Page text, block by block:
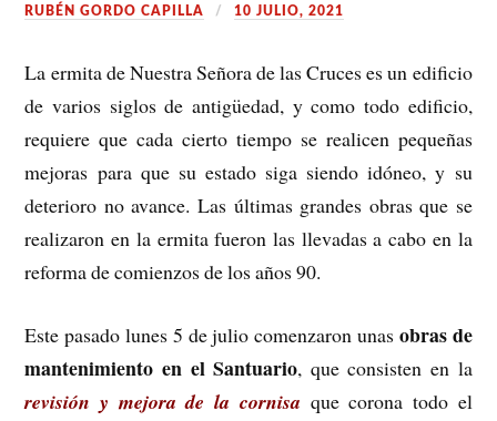
RUBÉN GORDO CAPILLA 10 JULIO, 2021
La ermita de Nuestra Señora de las Cruces es un edificio
de varios siglos de antigüedad, y como todo edificio,
requiere que cada cierto tiempo se realicen pequeñas
mejoras para que su estado siga siendo idóneo, y su
deterioro no avance. Las últimas grandes obras que se
realizaron en la ermita fueron las llevadas a cabo en la
reforma de comienzos de los años 90.
Este pasado lunes 5 de julio comenzaron unas obras de
mantenimiento en el Santuario, que consisten en la
revisión y mejora de la cornisa que corona todo el